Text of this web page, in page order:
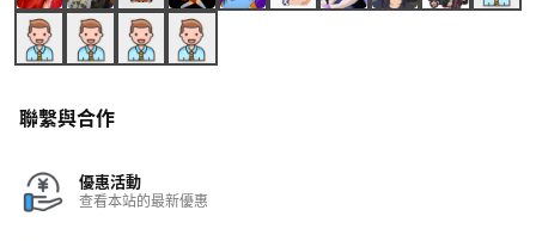
聯繫與合作
優惠活動
查看本站的最新優惠